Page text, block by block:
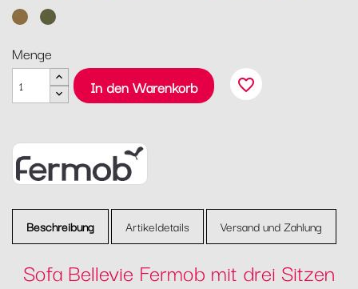
Lebkuchen
Pesto
Menge
In den Warenkorb
favorite_border
Beschreibung Artikeldetails Versand und Zahlung
Sofa Bellevie Fermob mit drei Sitzen